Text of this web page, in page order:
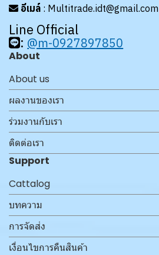
อีเมล์ : Multitrade.idt@gmail.com
Line Official
: @m-0927897850
About
About us
ผลงานของเรา
ร่วมงานกับเรา
ติดต่อเรา
Support
Cattalog
บทความ
การจัดส่ง
เงื่อนไขการคืนสินค้า